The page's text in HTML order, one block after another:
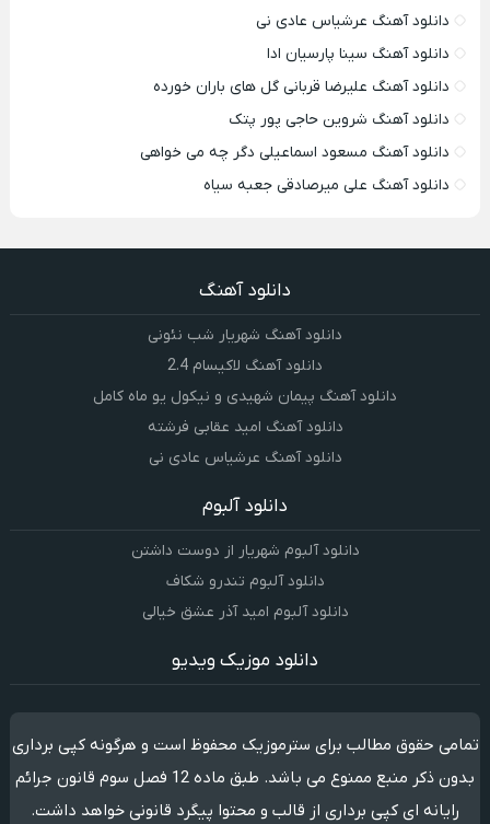
دانلود آهنگ عرشیاس عادی نی
دانلود آهنگ سینا پارسیان ادا
دانلود آهنگ علیرضا قربانی گل های باران خورده
دانلود آهنگ شروین حاجی پور پتک
دانلود آهنگ مسعود اسماعیلی دگر چه می خواهی
دانلود آهنگ علی میرصادقی جعبه سیاه
دانلود آهنگ
دانلود آهنگ شهریار شب نئونی
دانلود آهنگ لاکیسام 2.4
دانلود آهنگ پیمان شهیدی و نیکول یو ماه کامل
دانلود آهنگ امید عقابی فرشته
دانلود آهنگ عرشیاس عادی نی
دانلود آلبوم
دانلود آلبوم شهریار از دوست داشتن
دانلود آلبوم تندرو شکاف
دانلود آلبوم امید آذر عشق خیالی
دانلود موزیک ویدیو
تمامی حقوق مطالب برای سترموزیک محفوظ است و هرگونه کپی برداری
بدون ذکر منبع ممنوع می باشد. طبق ماده 12 فصل سوم قانون جرائم
رایانه ای کپی برداری از قالب و محتوا پیگرد قانونی خواهد داشت.